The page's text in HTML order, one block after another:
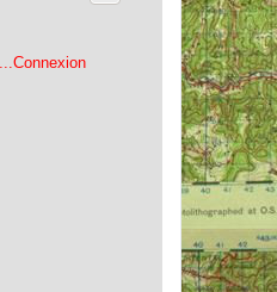
...Connexion